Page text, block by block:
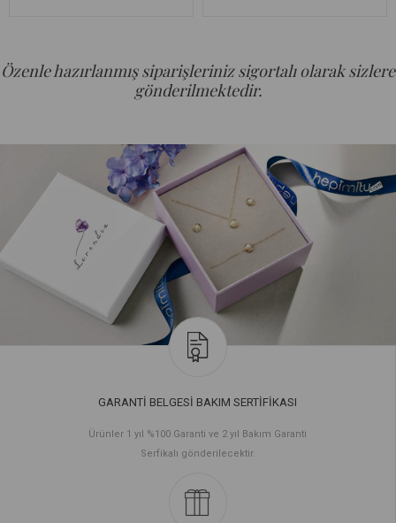
Özenle hazırlanmış siparişleriniz sigortalı olarak sizlere
gönderilmektedir.
GARANTİ BELGESİ BAKIM SERTİFİKASI
Ürünler 1 yıl %100 Garanti ve 2 yıl Bakım Garanti
Serfikalı gönderilecektir.